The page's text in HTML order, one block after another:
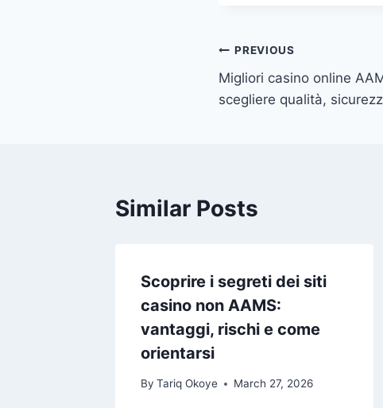
Post
navigation
PREVIOUS
Migliori casino online
scegliere qualità,
Similar Posts
Scoprire i segreti dei siti
casino non AAMS:
vantaggi, rischi e come
orientarsi
By Tariq Okoye March 27, 2026